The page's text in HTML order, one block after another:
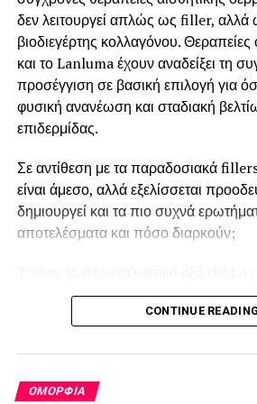
τη διαδικασία και να κλείσετε το
σελίδας του.
δεν λειτουργεί απλώς ως filler, αλλά
βιοδιεγέρτης κολλαγόνου.
και το Lanluma έχουν αναδείξει τη
προσέγγιση σε βασική επιλογή για
φυσική ανανέωση και σταδιακή
επιδερμίδας.
Σε αντίθεση με τα παραδοσιακά
είναι άμεσο, αλλά εξελίσσεται
δημιουργεί και τα πιο συχνά
αποτελέσματα και πόσο διαρκούν;
πολυγαλακτικό οξύείναι ένα
χρησιμοποιείται εδώ και χρόνια στην
διεγείροντας τη φυσική παραγωγή
προσθέτει απλώς όγκο, ενεργοποιεί
αναδομήσει σταδιακά το δέρμα. Οι
CONTINUE READING
ΟΜΟΡΦΙΆ